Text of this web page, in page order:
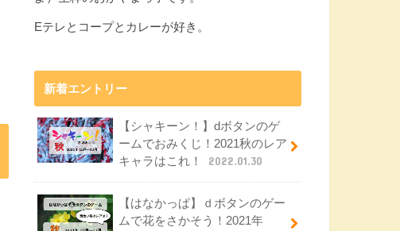
Eテレとコープとカレーが好き。
新着エントリー
【シャキーン！】dボタンのゲ
ームでおみくじ！2021秋のレア
キャラはこれ！
2022.01.30
【はなかっぱ】ｄボタンのゲー
ムで花をさかそう！2021年